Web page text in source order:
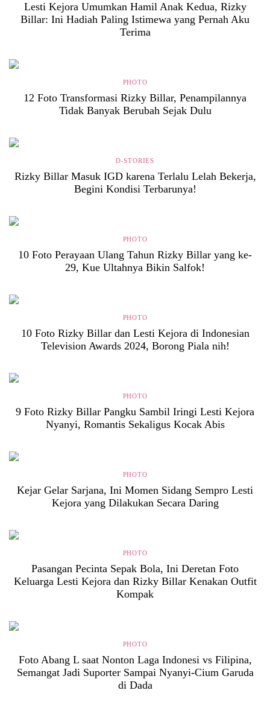
Lesti Kejora Umumkan Hamil Anak Kedua, Rizky
Billar: Ini Hadiah Paling Istimewa yang Pernah Aku
Terima
PHOTO
12 Foto Transformasi Rizky Billar, Penampilannya
Tidak Banyak Berubah Sejak Dulu
D-STORIES
Rizky Billar Masuk IGD karena Terlalu Lelah Bekerja,
Begini Kondisi Terbarunya!
PHOTO
10 Foto Perayaan Ulang Tahun Rizky Billar yang ke-
29, Kue Ultahnya Bikin Salfok!
PHOTO
10 Foto Rizky Billar dan Lesti Kejora di Indonesian
Television Awards 2024, Borong Piala nih!
PHOTO
9 Foto Rizky Billar Pangku Sambil Iringi Lesti Kejora
Nyanyi, Romantis Sekaligus Kocak Abis
PHOTO
Kejar Gelar Sarjana, Ini Momen Sidang Sempro Lesti
Kejora yang Dilakukan Secara Daring
PHOTO
Pasangan Pecinta Sepak Bola, Ini Deretan Foto
Keluarga Lesti Kejora dan Rizky Billar Kenakan Outfit
Kompak
PHOTO
Foto Abang L saat Nonton Laga Indonesi vs Filipina,
Semangat Jadi Suporter Sampai Nyanyi-Cium Garuda
di Dada